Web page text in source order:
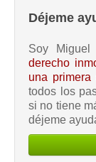
Déjeme
Soy Miguel
derecho
una primera
todos los
si no tiene
déjeme